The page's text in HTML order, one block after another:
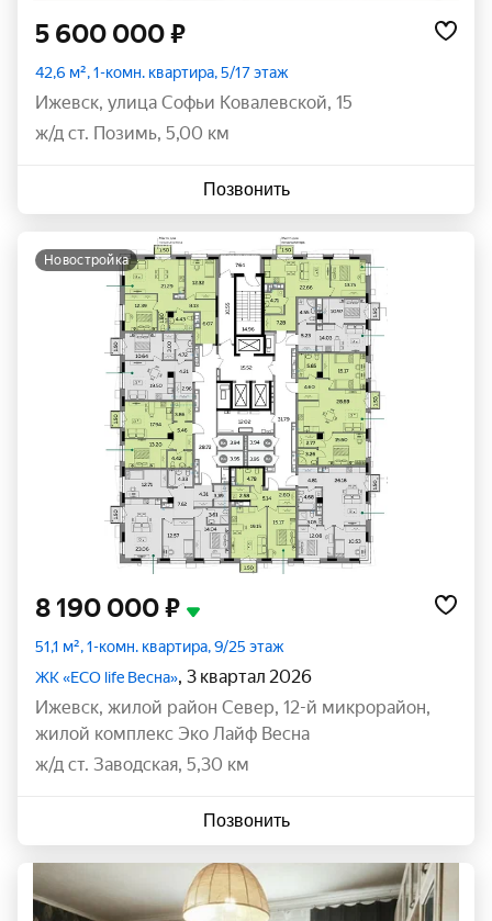
5 600 000 ₽
42,6 м², 1-комн. квартира, 5/17 этаж
Ижевск, улица Софьи Ковалевской, 15
ж/д ст. Позимь, 5,00 км
Позвонить
новостройка
8 190 000 ₽
51,1 м², 1-комн. квартира, 9/25 этаж
ЖК «ECO life Весна», 3 квартал 2026
Ижевск, жилой район Север, 12-й микрорайон,
жилой комплекс Эко Лайф Весна
ж/д ст. Заводская, 5,30 км
Позвонить